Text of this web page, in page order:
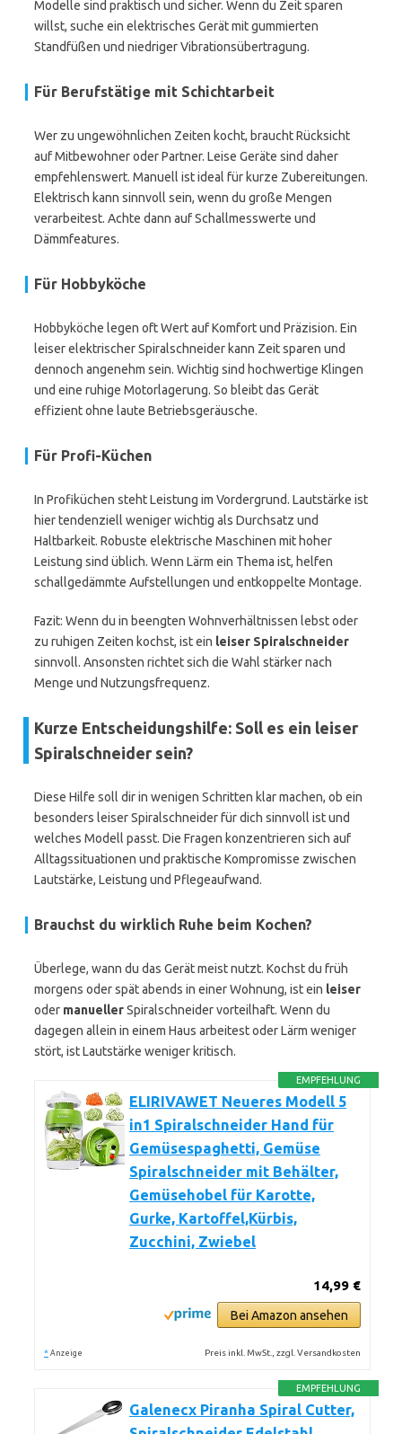
Modelle sind praktisch und sicher. Wenn du Zeit sparen
willst, suche ein elektrisches Gerät mit gummierten
Standfüßen und niedriger Vibrationsübertragung.
Für Berufstätige mit Schichtarbeit
Wer zu ungewöhnlichen Zeiten kocht, braucht Rücksicht
auf Mitbewohner oder Partner. Leise Geräte sind daher
empfehlenswert. Manuell ist ideal für kurze Zubereitungen.
Elektrisch kann sinnvoll sein, wenn du große Mengen
verarbeitest. Achte dann auf Schallmesswerte und
Dämmfeatures.
Für Hobbyköche
Hobbyköche legen oft Wert auf Komfort und Präzision. Ein
leiser elektrischer Spiralschneider kann Zeit sparen und
dennoch angenehm sein. Wichtig sind hochwertige Klingen
und eine ruhige Motorlagerung. So bleibt das Gerät
effizient ohne laute Betriebsgeräusche.
Für Profi-Küchen
In Profiküchen steht Leistung im Vordergrund. Lautstärke ist
hier tendenziell weniger wichtig als Durchsatz und
Haltbarkeit. Robuste elektrische Maschinen mit hoher
Leistung sind üblich. Wenn Lärm ein Thema ist, helfen
schallgedämmte Aufstellungen und entkoppelte Montage.
Fazit: Wenn du in beengten Wohnverhältnissen lebst oder
zu ruhigen Zeiten kochst, ist ein leiser Spiralschneider
sinnvoll. Ansonsten richtet sich die Wahl stärker nach
Menge und Nutzungsfrequenz.
Kurze Entscheidungshilfe: Soll es ein leiser
Spiralschneider sein?
Diese Hilfe soll dir in wenigen Schritten klar machen, ob ein
besonders leiser Spiralschneider für dich sinnvoll ist und
welches Modell passt. Die Fragen konzentrieren sich auf
Alltagssituationen und praktische Kompromisse zwischen
Lautstärke, Leistung und Pflegeaufwand.
Brauchst du wirklich Ruhe beim Kochen?
Überlege, wann du das Gerät meist nutzt. Kochst du früh
morgens oder spät abends in einer Wohnung, ist ein leiser
oder manuellerSpiralschneider vorteilhaft. Wenn du
dagegen allein in einem Haus arbeitest oder Lärm weniger
stört, ist Lautstärke weniger kritisch.
EMPFEHLUNG
ELIRIVAWET Neueres Modell 5
in1 Spiralschneider Hand für
Gemüsespaghetti, Gemüse
Spiralschneider mit Behälter,
Gemüsehobel für Karotte,
Gurke, Kartoffel,Kürbis,
Zucchini, Zwiebel
14,99 €
Bei Amazon ansehen
* Anzeige Preis inkl. MwSt., zzgl. Versandkosten
EMPFEHLUNG
Galenecx Piranha Spiral Cutter,